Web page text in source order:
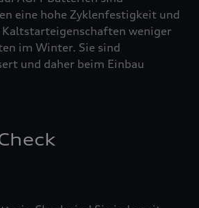
eine hohe Zyklenfestigkeit und
Kaltstarteigenschaften weniger
im Winter. Sie sind
und daher beim Einbau